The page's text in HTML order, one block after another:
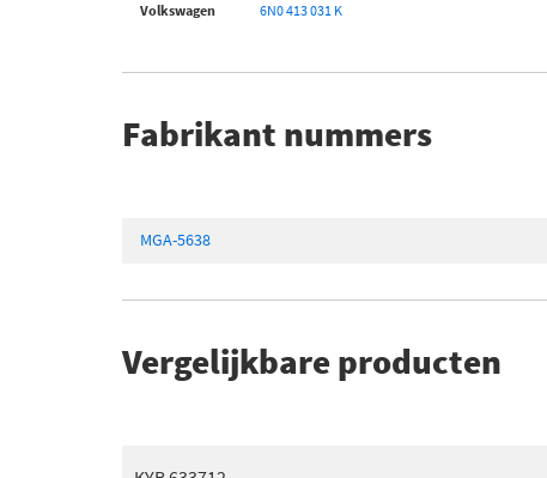
Volkswagen
6N0 413 031 K
Fabrikant nummers
MGA-5638
Vergelijkbare producten